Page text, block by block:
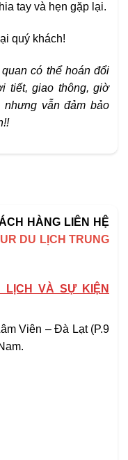
tay và hẹn gặp lại.
quý khách!
có thể hoán đổi
tiết, giao thông, giờ
vẫn đảm bảo
HÀNG LIÊN HỆ
DU LỊCH TRUNG
LỊCH VÀ SỰ KIỆN
Viên – Đà Lạt (P.9